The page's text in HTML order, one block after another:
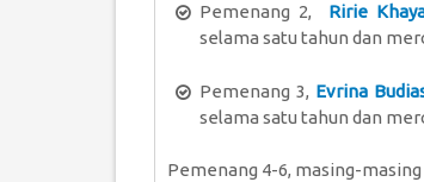
Pemenang 2, Ririe
selama satu tahun dan
Pemenang 3, Evrina
selama satu tahun dan
Pemenang 4-6, masing-